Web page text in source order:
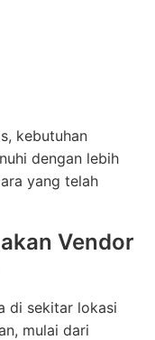
kebutuhan
dengan lebih
yang telah
Vendor
di sekitar lokasi
mulai dari